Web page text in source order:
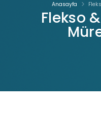
Flekso
Anasayfa